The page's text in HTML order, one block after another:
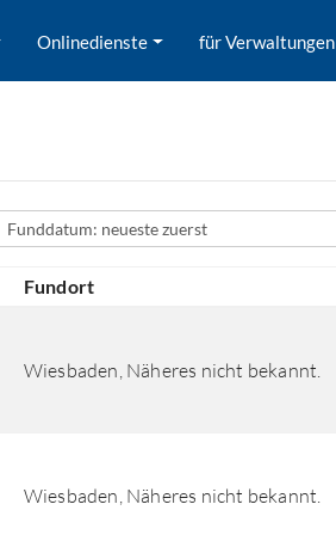
Onlinedienste für Verwaltungen
Sortierfeld
Fundort
Wiesbaden, Näheres nicht bekannt.
Wiesbaden, Näheres nicht bekannt.